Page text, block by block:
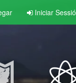
Iniciar Sessió